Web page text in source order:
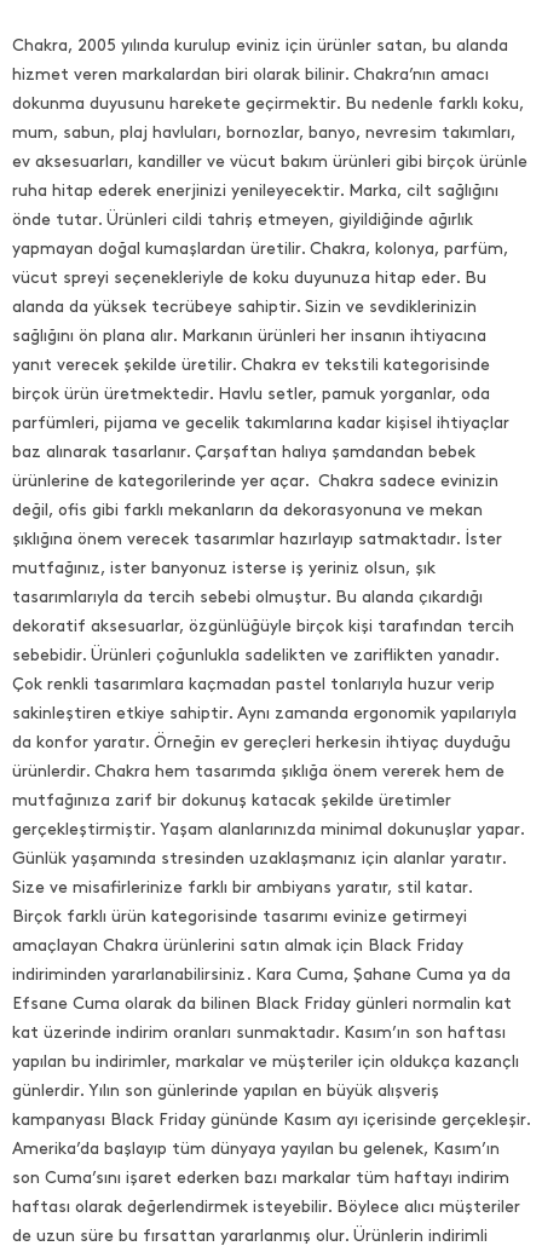
Chakra, 2005 yılında kurulup eviniz için ürünler satan, bu alanda
hizmet veren markalardan biri olarak bilinir. Chakra’nın amacı
dokunma duyusunu harekete geçirmektir. Bu nedenle farklı koku,
mum, sabun, plaj havluları, bornozlar, banyo, nevresim takımları,
ev aksesuarları, kandiller ve vücut bakım ürünleri gibi birçok ürünle
ruha hitap ederek enerjinizi yenileyecektir. Marka, cilt sağlığını
önde tutar. Ürünleri cildi tahriş etmeyen, giyildiğinde ağırlık
yapmayan doğal kumaşlardan üretilir. Chakra, kolonya, parfüm,
vücut spreyi seçenekleriyle de koku duyunuza hitap eder. Bu
alanda da yüksek tecrübeye sahiptir. Sizin ve sevdiklerinizin
sağlığını ön plana alır. Markanın ürünleri her insanın ihtiyacına
yanıt verecek şekilde üretilir. Chakra ev tekstili kategorisinde
birçok ürün üretmektedir. Havlu setler, pamuk yorganlar, oda
parfümleri, pijama ve gecelik takımlarına kadar kişisel ihtiyaçlar
baz alınarak tasarlanır. Çarşaftan halıya şamdandan bebek
ürünlerine de kategorilerinde yer açar. Chakra sadece evinizin
değil, ofis gibi farklı mekanların da dekorasyonuna ve mekan
şıklığına önem verecek tasarımlar hazırlayıp satmaktadır. İster
mutfağınız, ister banyonuz isterse iş yeriniz olsun, şık
tasarımlarıyla da tercih sebebi olmuştur. Bu alanda çıkardığı
dekoratif aksesuarlar, özgünlüğüyle birçok kişi tarafından tercih
sebebidir. Ürünleri çoğunlukla sadelikten ve zariflikten yanadır.
Çok renkli tasarımlara kaçmadan pastel tonlarıyla huzur verip
sakinleştiren etkiye sahiptir. Aynı zamanda ergonomik yapılarıyla
da konfor yaratır. Örneğin ev gereçleri herkesin ihtiyaç duyduğu
ürünlerdir. Chakra hem tasarımda şıklığa önem vererek hem de
mutfağınıza zarif bir dokunuş katacak şekilde üretimler
gerçekleştirmiştir. Yaşam alanlarınızda minimal dokunuşlar yapar.
Günlük yaşamında stresinden uzaklaşmanız için alanlar yaratır.
Size ve misafirlerinize farklı bir ambiyans yaratır, stil katar.
Birçok farklı ürün kategorisinde tasarımı evinize getirmeyi
amaçlayan Chakra ürünlerini satın almak için Black Friday
indiriminden yararlanabilirsiniz. Kara Cuma, Şahane Cuma ya da
Efsane Cuma olarak da bilinen Black Friday günleri normalin kat
kat üzerinde indirim oranları sunmaktadır. Kasım’ın son haftası
yapılan bu indirimler, markalar ve müşteriler için oldukça kazançlı
günlerdir. Yılın son günlerinde yapılan en büyük alışveriş
kampanyası Black Friday gününde Kasım ayı içerisinde gerçekleşir.
Amerika’da başlayıp tüm dünyaya yayılan bu gelenek, Kasım’ın
son Cuma’sını işaret ederken bazı markalar tüm haftayı indirim
haftası olarak değerlendirmek isteyebilir. Böylece alıcı müşteriler
de uzun süre bu fırsattan yararlanmış olur. Ürünlerin indirimli